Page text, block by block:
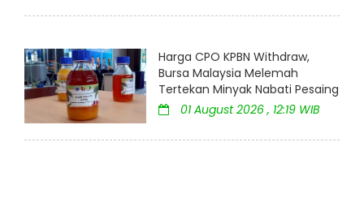
Harga CPO KPBN Withdraw,
Bursa Malaysia Melemah
Tertekan Minyak Nabati Pesaing
01 August 2026 , 12:19 WIB